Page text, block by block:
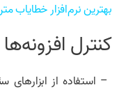
بهترین نرم‌افزار خطایاب
کنترل